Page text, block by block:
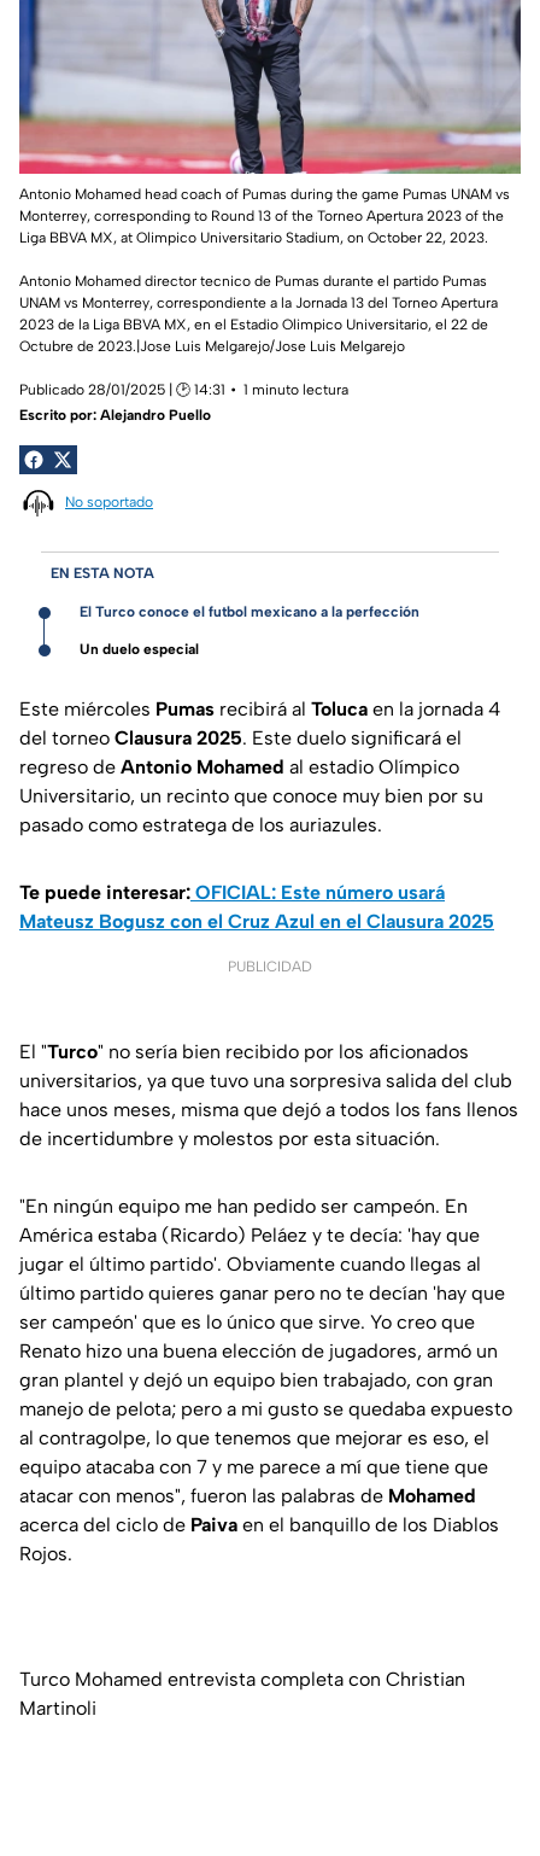
Antonio Mohamed head coach of Pumas during the game Pumas UNAM vs
Monterrey, corresponding to Round 13 of the Torneo Apertura 2023 of the
Liga BBVA MX, at Olimpico Universitario Stadium, on October 22, 2023.
Antonio Mohamed director tecnico de Pumas durante el partido Pumas
UNAM vs Monterrey, correspondiente a la Jornada 13 del Torneo Apertura
2023 de la Liga BBVA MX, en el Estadio Olimpico Universitario, el 22 de
Octubre de 2023.|Jose Luis Melgarejo/Jose Luis Melgarejo
Publicado 28/01/2025 | 🕑 14:31
1 minuto lectura
Escrito por: Alejandro Puello
No soportado
EN ESTA NOTA
El Turco conoce el futbol mexicano a la perfección
Un duelo especial
Este miércoles Pumas recibirá al Toluca en la jornada 4
del torneo Clausura 2025. Este duelo significará el
regreso de Antonio Mohamed al estadio Olímpico
Universitario, un recinto que conoce muy bien por su
pasado como estratega de los auriazules.
Te puede interesar: OFICIAL: Este número usará
Mateusz Bogusz con el Cruz Azul en el Clausura 2025
PUBLICIDAD
El "Turco" no sería bien recibido por los aficionados
universitarios, ya que tuvo una sorpresiva salida del club
hace unos meses, misma que dejó a todos los fans llenos
de incertidumbre y molestos por esta situación.
"En ningún equipo me han pedido ser campeón. En
América estaba (Ricardo) Peláez y te decía: 'hay que
jugar el último partido'. Obviamente cuando llegas al
último partido quieres ganar pero no te decían 'hay que
ser campeón' que es lo único que sirve. Yo creo que
Renato hizo una buena elección de jugadores, armó un
gran plantel y dejó un equipo bien trabajado, con gran
manejo de pelota; pero a mi gusto se quedaba expuesto
al contragolpe, lo que tenemos que mejorar es eso, el
equipo atacaba con 7 y me parece a mí que tiene que
atacar con menos", fueron las palabras de Mohamed
acerca del ciclo de Paiva en el banquillo de los Diablos
Rojos.
Turco Mohamed entrevista completa con Christian
Martinoli